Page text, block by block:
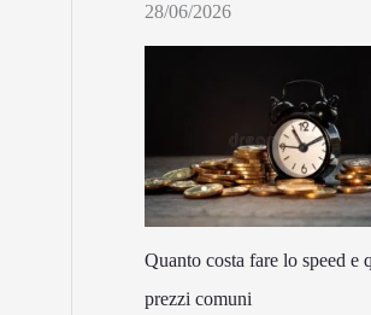
28/06/2026
Quanto costa fare lo speed e
prezzi comuni